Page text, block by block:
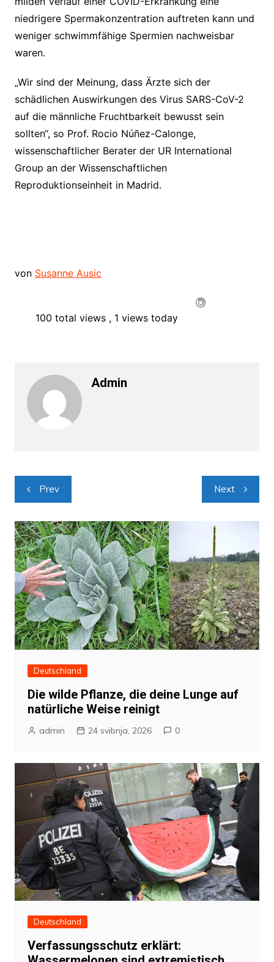
niedrigere Spermakonzentration auftreten kann und
weniger schwimmfähige Spermien nachweisbar
waren.
„Wir sind der Meinung, dass Ärzte sich der
schädlichen Auswirkungen des Virus SARS-CoV-2
auf die männliche Fruchtbarkeit bewusst sein
sollten“, so Prof. Rocio Núñez-Calonge,
wissenschaftlicher Berater der UR International
Group an der Wissenschaftlichen
Reproduktionseinheit in Madrid.
von Susanne Ausic
100 total views , 1 views today
Admin
Navigacija
objava
Prev Next
Deutschland
Die wilde Pflanze, die deine Lunge auf
natürliche Weise reinigt
admin 24 svibnja, 2026 0
Deutschland
Verfassungsschutz erklärt: